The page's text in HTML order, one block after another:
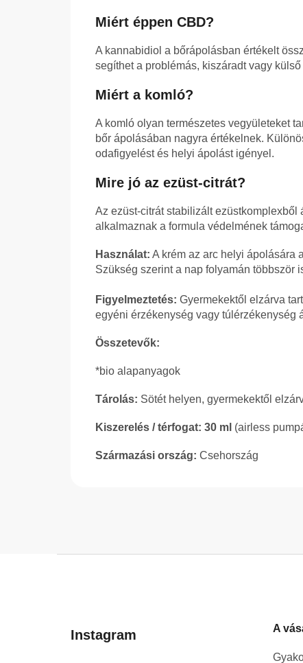
Miért éppen CBD?
A kannabidiol a bőrápolásban értékelt
segíthet a problémás, kiszáradt vagy
Miért a komló?
A komló olyan természetes vegyületeket
bőr ápolásában nagyra értékelnek.
odafigyelést és helyi ápolást igényel.
Mire jó az ezüst-citrát?
Az ezüst-citrát stabilizált
alkalmaznak a formula védelmének
Használat: A krém az arc helyi ápolására
Szükség szerint a nap folyamán többször
Figyelmeztetés: Gyermekektől elzárva
egyéni érzékenység vagy túlérzékenység
Összetevők:
*bio alapanyagok
Tárolás: Sötét helyen, gyermekektől
Kiszerelés / térfogat: 30 ml (airless
Származási ország: Csehország
Instagram A